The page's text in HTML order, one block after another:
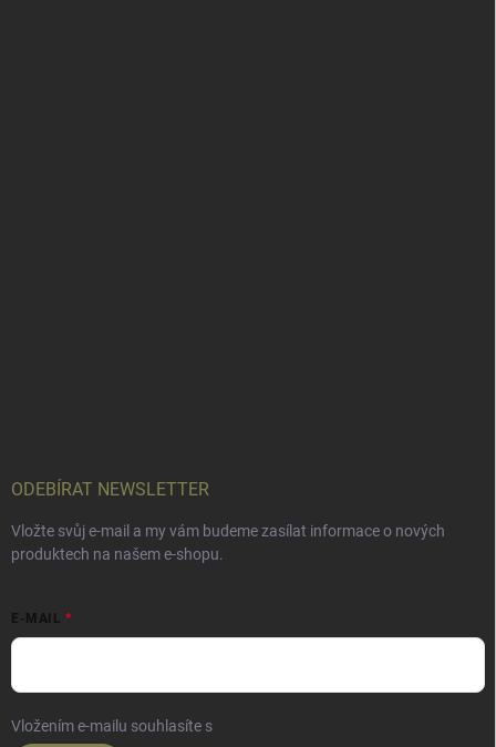
ODEBÍRAT NEWSLETTER
Vložte svůj e-mail a my vám budeme zasílat informace o nových
produktech na našem e-shopu.
E-MAIL
Vložením e-mailu souhlasíte s